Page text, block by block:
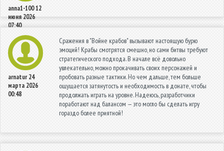
anna1-10012
июня 2026
07:40
arnatur 24
марта 2026
00:48
Сражения в "Войне крабов" вызывают настоящую бурю
эмоций! Крабы смотрятся смешно, но сами битвы требуют
стратегического подхода. В начале всё довольно
увлекательно, можно прокачивать своих персонажей и
пробовать разные тактики. Но чем дальше, тем больше
ощущается затянутость и необходимость в донате, чтобы
продолжать играть на уровне. Надеюсь, разработчики
поработают над балансом — это могло бы сделать игру
гораздо более приятной!